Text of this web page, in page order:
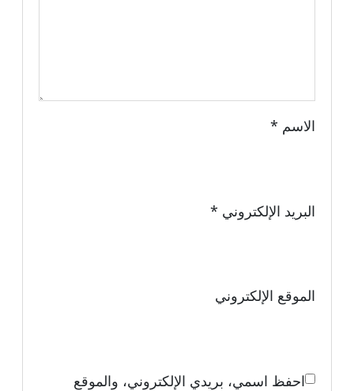
الاسم*
البريد الإلكتروني *
الموقع الإلكتروني
احفظ اسمي، بريدي الإلكتروني، والموقع